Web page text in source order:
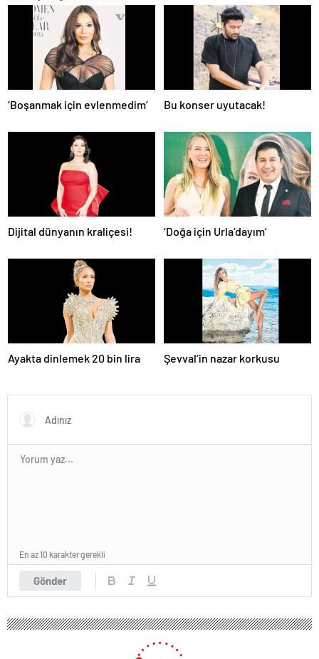
‘Boşanmak için evlenmedim’ Bu konser uyutacak!
Dijital dünyanın kraliçesi! ‘Doğa için Urla’dayım’
Ayakta dinlemek 20 bin lira Şevval’in nazar korkusu
Gönder
En az 10 karakter gerekli